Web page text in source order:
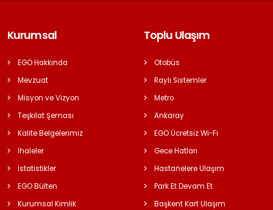
Kurumsal
EGO Hakkında
Mevzuat
Misyon ve Vizyon
Teşkilat Şeması
Kalite Belgelerimiz
İhaleler
İstatistikler
EGO Bülten
Kurumsal Kimlik
Toplu Ulaşım
Otobüs
Raylı Sistemler
Metro
Ankaray
EGO Ücretsiz Wi-Fi
Gece Hatları
Hastanelere Ulaşım
Park Et Devam Et
Başkent Kart Ulaşım